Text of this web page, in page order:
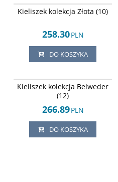
Kieliszek kolekcja Złota (10)
258.30PLN
DO KOSZYKA
Kieliszek kolekcja Belweder
(12)
266.89PLN
DO KOSZYKA